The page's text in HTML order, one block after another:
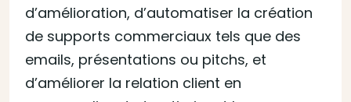
d’amélioration, d’automatiser la création
de supports commerciaux tels que des
emails, présentations ou pitchs, et
d’améliorer la relation client en